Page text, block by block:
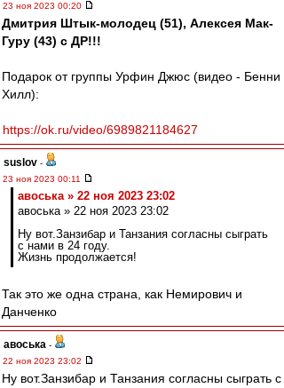
23 ноя 2023 00:20
Дмитрия Штык-молодец (51), Алексея Мак-
Гуру (43) с ДР!!!
Подарок от группы Урфин Джюс (видео - Бенни
Хилл):
https://ok.ru/video/6989821184627
suslov -
23 ноя 2023 00:11
авоська » 22 ноя 2023 23:02
авоська » 22 ноя 2023 23:02
Ну вот.Занзибар и Танзания согласны сыграть
с нами в 24 году.
Жизнь продолжается!
Так это же одна страна, как Немирович и
Данченко
авоська -
22 ноя 2023 23:02
Ну вот.Занзибар и Танзания согласны сыграть с